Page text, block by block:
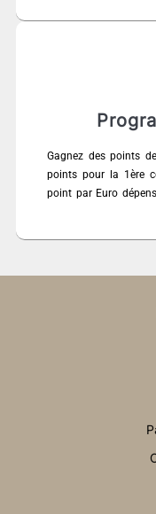
Gagnez des points
points pour la 1ère
point par Euro